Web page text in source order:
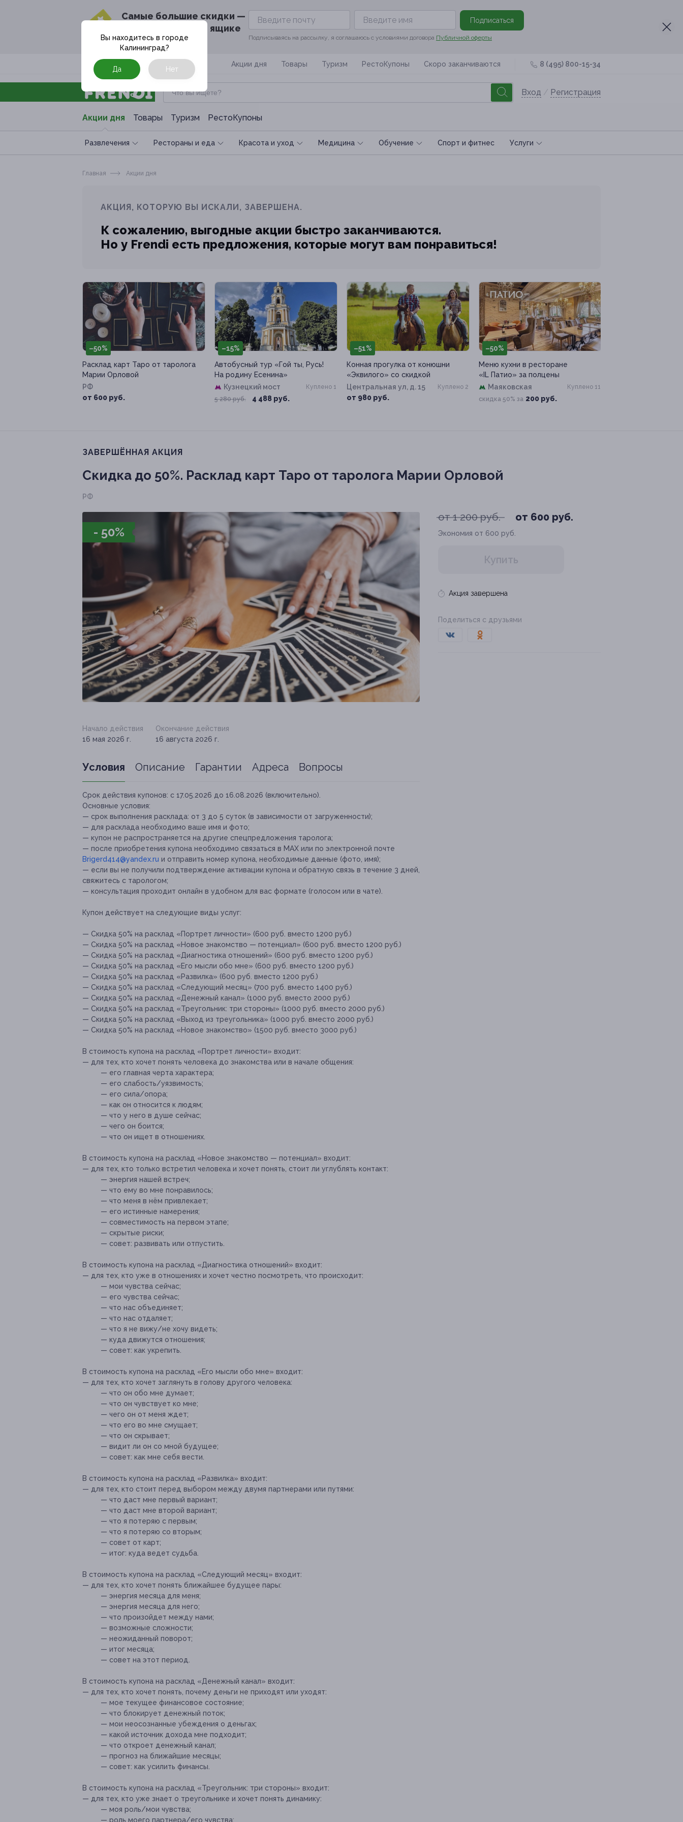
Cамые большие скидки —
в твоём почтовом ящике
Подписаться
Подписываясь на рассылку, я соглашаюсь с условиями договора Публичной оферты
Москва Акции дня Товары Туризм РестоКупоны Скоро заканчиваются 8 (495) 800-15-34
Вход / Регистрация
Акции дня Товары Туризм РестоКупоны
Развлечения Рестораны и еда Красота и уход Медицина Обучение Спoрт и фитнес Услуги
Вы находитесь в городе
Калининград?
Да Нет
Главная Акции дня
АКЦИЯ, КОТОРУЮ ВЫ ИСКАЛИ, ЗАВЕРШЕНА.
К сожалению, выгодные акции быстро заканчиваются.
Но у Frendi есть предложения, которые могут вам понравиться!
–50%
Расклад карт Таро от таролога
Марии Орловой
РФ
от 600 руб.
–15%
Автобусный тур «Гой ты, Русь!
На родину Есенина»
Кузнецкий мост
5 280 руб. 4 488 руб.
Куплено 1
–51%
Конная прогулка от конюшни
«Эквилого» со скидкой
Центральная ул, д. 15
от 980 руб.
Куплено 2
–50%
Меню кухни в ресторане
«IL Патио» за полцены
Маяковская
скидка 50% за 200 руб.
Куплено 11
ЗАВЕРШЁННАЯ АКЦИЯ
Скидка до 50%. Расклад карт Таро от таролога Марии Орловой
РФ
- 50%
от 1 200 руб. от 600 руб.
Экономия от 600 руб.
Купить
Акция завершена
Поделиться с друзьями
Начало действия
16 мая 2026 г.
Окончание действия
16 августа 2026 г.
Условия Описание Гарантии Адреса Вопросы
Срок действия купонов: с 17.05.2026 до 16.08.2026 (включительно).
Основные условия:
— срок выполнения расклада: от 3 до 5 суток (в зависимости от загруженности);
— для расклада необходимо ваше имя и фото;
— купон не распространяется на другие спецпредложения таролога;
— после приобретения купона необходимо связаться в МАХ или по электронной почте
Brigerd414@yandex.ru и отправить номер купона, необходимые данные (фото, имя);
— если вы не получили подтверждение активации купона и обратную связь в течение 3 дней,
свяжитесь с тарологом;
— консультация проходит онлайн в удобном для вас формате (голосом или в чате).
Купон действует на следующие виды услуг:
— Скидка 50% на расклад «Портрет личности» (600 руб. вместо 1200 руб.)
— Скидка 50% на расклад «Новое знакомство — потенциал» (600 руб. вместо 1200 руб.)
— Скидка 50% на расклад «Диагностика отношений» (600 руб. вместо 1200 руб.)
— Скидка 50% на расклад «Его мысли обо мне» (600 руб. вместо 1200 руб.)
— Скидка 50% на расклад «Развилка» (600 руб. вместо 1200 руб.)
— Скидка 50% на расклад «Следующий месяц» (700 руб. вместо 1400 руб.)
— Скидка 50% на расклад «Денежный канал» (1000 руб. вместо 2000 руб.)
— Скидка 50% на расклад «Треугольник: три стороны» (1000 руб. вместо 2000 руб.)
— Скидка 50% на расклад «Выход из треугольника» (1000 руб. вместо 2000 руб.)
— Скидка 50% на расклад «Новое знакомство» (1500 руб. вместо 3000 руб.)
В стоимость купона на расклад «Портрет личности» входит:
— для тех, кто хочет понять человека до знакомства или в начале общения:
— его главная черта характера;
— его слабость/уязвимость;
— его сила/опора;
— как он относится к людям;
— что у него в душе сейчас;
— чего он боится;
— что он ищет в отношениях.
В стоимость купона на расклад «Новое знакомство — потенциал» входит:
— для тех, кто только встретил человека и хочет понять, стоит ли углублять контакт:
— энергия нашей встреч;
— что ему во мне понравилось;
— что меня в нём привлекает;
— его истинные намерения;
— совместимость на первом этапе;
— скрытые риски;
— совет: развивать или отпустить.
В стоимость купона на расклад «Диагностика отношений» входит:
— для тех, кто уже в отношениях и хочет честно посмотреть, что происходит:
— мои чувства сейчас;
— его чувства сейчас;
— что нас объединяет;
— что нас отдаляет;
— что я не вижу/не хочу видеть;
— куда движутся отношения;
— совет: как укрепить.
В стоимость купона на расклад «Его мысли обо мне» входит:
— для тех, кто хочет заглянуть в голову другого человека:
— что он обо мне думает;
— что он чувствует ко мне;
— чего он от меня ждет;
— что его во мне смущает;
— что он скрывает;
— видит ли он со мной будущее;
— совет: как мне себя вести.
В стоимость купона на расклад «Развилка» входит:
— для тех, кто стоит перед выбором между двумя партнерами или путями:
— что даст мне первый вариант;
— что даст мне второй вариант;
— что я потеряю с первым;
— что я потеряю со вторым;
— совет от карт;
— итог: куда ведет судьба.
В стоимость купона на расклад «Следующий месяц» входит:
— для тех, кто хочет понять ближайшее будущее пары:
— энергия месяца для меня;
— энергия месяца для него;
— что произойдет между нами;
— возможные сложности;
— неожиданный поворот;
— итог месяца;
— совет на этот период.
В стоимость купона на расклад «Денежный канал» входит:
— для тех, кто хочет понять, почему деньги не приходят или уходят:
— мое текущее финансовое состояние;
— что блокирует денежный поток;
— мои неосознанные убеждения о деньгах;
— какой источник дохода мне подходит;
— что откроет денежный канал;
— прогноз на ближайшие месяцы;
— совет: как усилить финансы.
В стоимость купона на расклад «Треугольник: три стороны» входит:
— для тех, кто уже знает о треугольнике и хочет понять динамику:
— моя роль/мои чувства;
— роль моего партнера/его чувства;